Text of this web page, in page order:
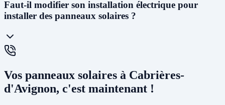
Enautoconsommation totale, toute l'énergie produite est
consommée ou stockée dans une batterie - aucune injection sur le
réseau. En autoconsommation avec vente du surplus
(environ 6 à 13 cts€/kWh selon la puissance). La vente en totalité
(sans consommer) est également possible. Nous vous conseillons la
solution la plus rentable selon votre profil de consommation.
Faut-il modifier son installation électrique pour
installer des panneaux solaires ?
En général, non. L'installation photovoltaïque nécessite
existant et le tirage de câbles DC depuis la toiture. Si votre tableau
est ancien ou sous-dimensionné, une mise à jour partielle peut être
nécessaire. Notre étude gratuite à Cabrières-d'Avignon identifie tous
Vos panneaux solaires à Cabrières-
d'Avignon, c'est maintenant !